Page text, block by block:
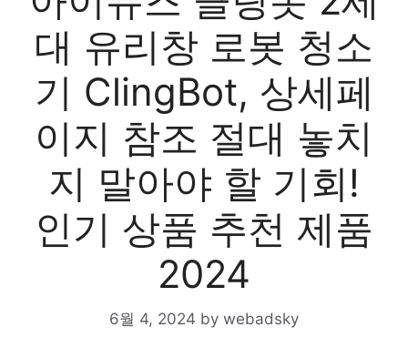
대 유리창 로봇 청소
기 ClingBot, 상세페
이지 참조 절대 놓치
지 말아야 할 기회!
인기 상품 추천 제품
2024
6월 4, 2024 by webadsky